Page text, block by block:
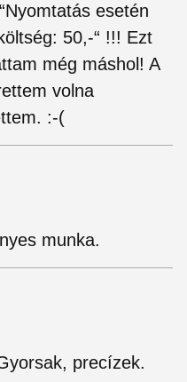
esetén
50,-“ !!! Ezt
még máshol! A
volna
:-(
munka.
precízek.